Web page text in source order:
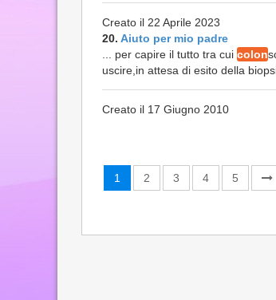
Creato il 22 Aprile 2023
20. Aiuto per mio padre
... per capire il tutto tra cui colon
uscire,in attesa di esito della
Creato il 17 Giugno 2010
1 2 3 4 5